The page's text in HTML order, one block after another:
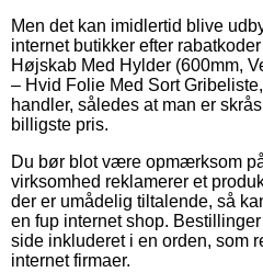
Men det kan imidlertid blive
internet butikker efter
Højskab Med Hylder (600mm,
– Hvid Folie Med Sort
handler, således at man er
billigste pris.
Du bør blot være opmærksom
virksomhed reklamerer et
der er umådelig tiltalende, så
en fup internet shop.
side inkluderet i en orden, som
internet firmaer.